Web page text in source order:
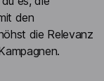
den
die Relevanz